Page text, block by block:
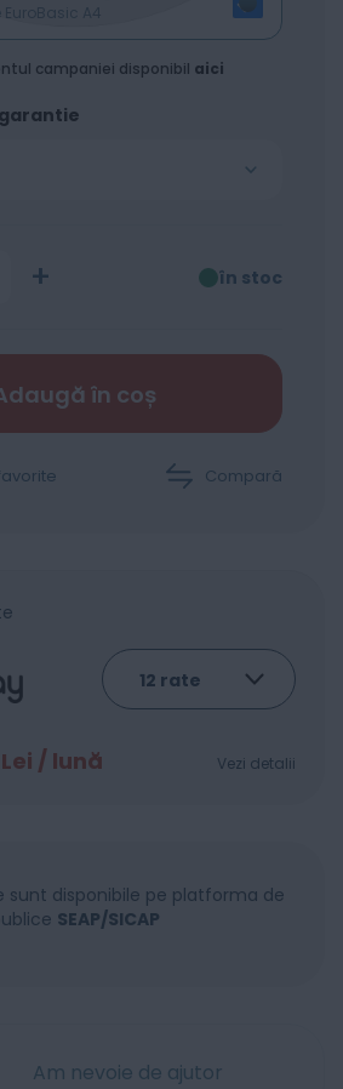
A4
campaniei disponibil aici
+ în stoc
în coș
Compară
Lei / lună Vezi detalii
sunt disponibile pe platforma de
SEAP/SICAP
Am nevoie de ajutor